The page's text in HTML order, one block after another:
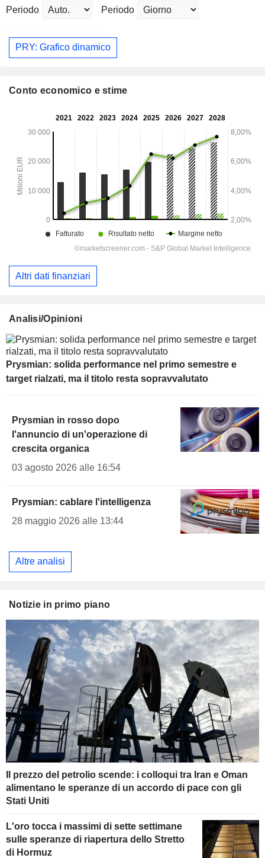
Periodo Periodo
PRY: Grafico dinamico
Conto economico e stime
Altri dati finanziari
Analisi/Opinioni
Prysmian: solida performance nel primo semestre e
target rialzati, ma il titolo resta sopravvalutato
Prysmian in rosso dopo
l'annuncio di un'operazione di
crescita organica
03 agosto 2026 alle 16:54
Prysmian: cablare l'intelligenza
28 maggio 2026 alle 13:44
Altre analisi
Notizie in primo piano
Il prezzo del petrolio scende: i colloqui tra Iran e Oman
alimentano le speranze di un accordo di pace con gli
Stati Uniti
L'oro tocca i massimi di sette settimane
sulle speranze di riapertura dello Stretto
di Hormuz